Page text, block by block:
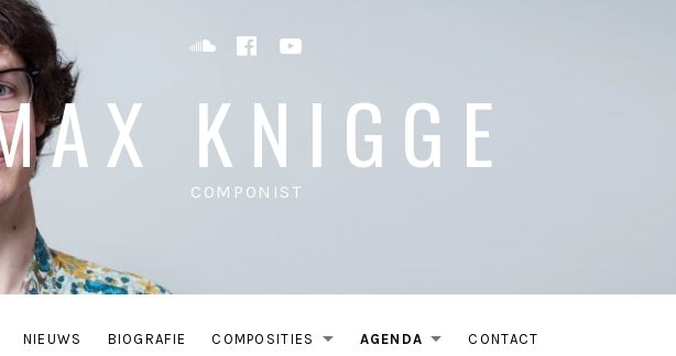
KNIGGE
COMPONIST
NIEUWS BIOGRAFIE COMPOSITIES AGENDA CONTACT
Soundcloud
Facebook